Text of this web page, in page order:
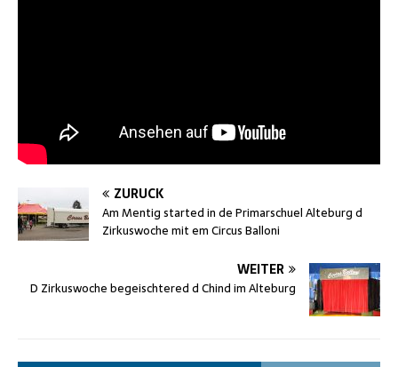
ZURÜCK
Am Mentig started in de Primarschuel Alteburg d
Zirkuswoche mit em Circus Balloni
WEITER
D Zirkuswoche begeischtered d Chind im Alteburg